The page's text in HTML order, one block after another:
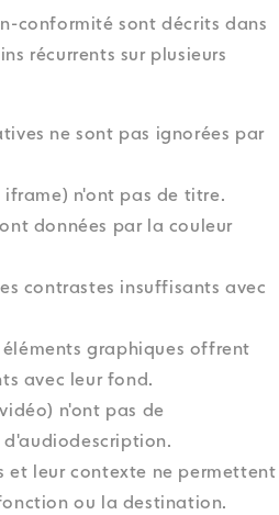
conformité sont décrits dans
récurrents sur plusieurs
ne sont pas ignorées par
iframe) n'ont pas de titre.
données par la couleur
contrastes insuffisants avec
graphiques offrent
avec leur fond.
n'ont pas de
et leur contexte ne permettent
ou la destination.